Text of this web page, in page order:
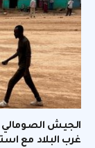
الجيش
غرب البلاد مع